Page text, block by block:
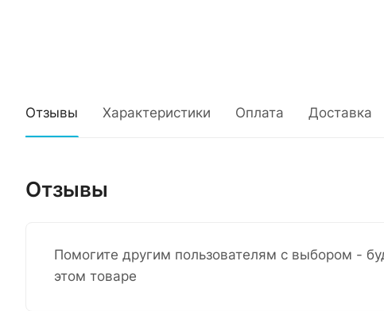
Отзывы Характеристики Оплата Доставка
Отзывы
Помогите другим пользователям с выбором -
этом товаре